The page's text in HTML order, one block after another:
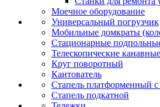
Моечное оборудование
Универсальный погрузчик
Мобильные домкраты
Стационарные
Телескопические
Круг поворотный
Кантователь
Стапель платформенный
Стапель подкатной